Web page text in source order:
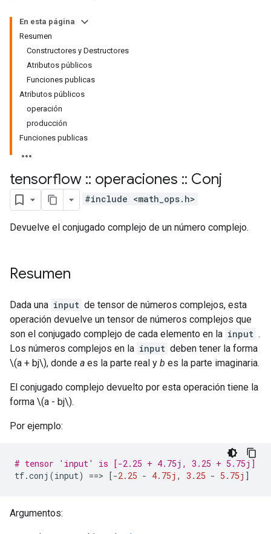
En esta página
Resumen
Constructores y Destructores
Atributos públicos
Funciones publicas
Atributos públicos
operación
producción
Funciones publicas
tensorflow :: operaciones :: Conj
#include <math_ops.h>
Devuelve el conjugado complejo de un número complejo.
Resumen
Dada una input de tensor de números complejos, esta
operación devuelve un tensor de números complejos que
son el conjugado complejo de cada elemento en la input .
Los números complejos en la input deben tener la forma
\(a + bj\), donde a es la parte real y b es la parte imaginaria.
El conjugado complejo devuelto por esta operación tiene la
forma \(a - bj\).
Por ejemplo:
# tensor 'input' is [-2.25 + 4.75j, 3.25 + 5.75j]
tf.conj (input) ==> [-2.25 - 4.75j , 3.25 - 5.75j ]
Argumentos: